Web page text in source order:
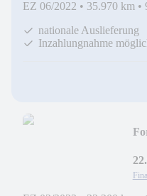
EZ 06/2022 • 35.970 km •
nationale Auslieferung
Inzahlungnahme